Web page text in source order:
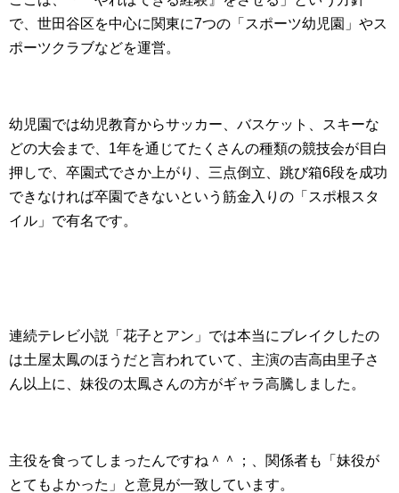
で、世田谷区を中心に関東に7つの「スポーツ幼児園」やス
ポーツクラブなどを運営。
幼児園では幼児教育からサッカー、バスケット、スキーな
どの大会まで、1年を通じてたくさんの種類の競技会が目白
押しで、卒園式でさか上がり、三点倒立、跳び箱6段を成功
できなければ卒園できないという筋金入りの「スポ根スタ
イル」で有名です。
連続テレビ小説「花子とアン」では本当にブレイクしたの
は土屋太鳳のほうだと言われていて、主演の吉高由里子さ
ん以上に、妹役の太鳳さんの方がギャラ高騰しました。
主役を食ってしまったんですね＾＾；、関係者も「妹役が
とてもよかった」と意見が一致しています。